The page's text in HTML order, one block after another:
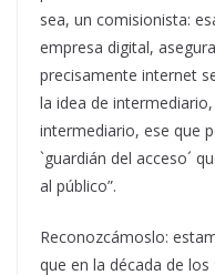
sea, un comisionista:
empresa digital,
precisamente internet
la idea de
intermediario, ese que
`guardián del acceso´
al público”.
Reconozcámoslo:
que en la década de